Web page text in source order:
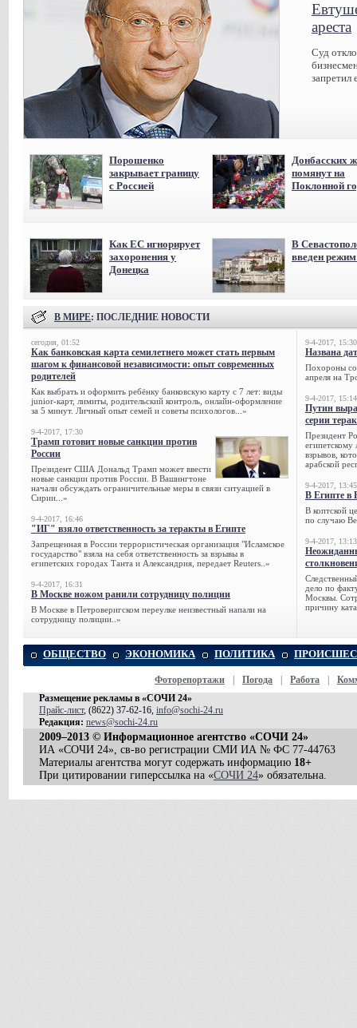
ареста
Суд
запретил
Порошенко
закрывает границу
с Россией
Донбасских
помянут на
Поклонной
Как ЕС игнорирует
захоронения у
Донецка
В
введен
В МИРЕ: ПОСЛЕДНИЕ НОВОСТИ
сегодня, 01:52
Как банковская карта семилетнего может стать первым
шагом к финансовой независимости: опыт современных
родителей
Как выбрать и оформить ребёнку банковскую карту с 7 лет: виды
junior-карт, лимиты, родительский контроль, онлайн-оформление
за 5 минут. Личный опыт семей и советы психологов...»
9-4-2017, 17:30
Трамп готовит новые санкции против
России
Президент США Дональд Трамп может ввести
новые санкции против России. В Вашингтоне
начали обсуждать ограничительные меры в связи ситуацией в
Сирии...»
9-4-2017, 16:46
"ИГ" взяло ответственность за теракты в Египте
Запрещенная в России террористическая организация "Исламское
государство" взяла на себя ответственность за взрывы в
египетских городах Танта и Александрия, передает Reuters..»
9-4-2017, 16:31
В Москве ножом ранили сотрудницу полиции
В Москве в Петроверигском переулке неизвестный напали на
сотрудницу полиции..»
9-4-2017, 15:30
Названа
Похороны
апреля на
9-4-2017, 15:14
Путин
серии
Президент
египетскому
взрывов,
арабской
9-4-2017, 13:45
В Египте в
В коптской
по случаю
9-4-2017, 13:13
дело по
Москвы.
причину
ОБЩЕСТВО ЭКОНОМИКА ПОЛИТИКА
Фоторепортажи Погода Работа
Размещение рекламы в «СОЧИ 24»
Прайс-лист, (8622) 37-62-16, info@sochi-24.ru
Редакция: news@sochi-24.ru
2009–2013 © Информационное агентство «СОЧИ 24»
ИА «СОЧИ 24», св-во регистрации СМИ ИА № ФС 77-44763
Материалы агентства могут содержать информацию 18+
При цитировании гиперссылка на «СОЧИ 24» обязательна.